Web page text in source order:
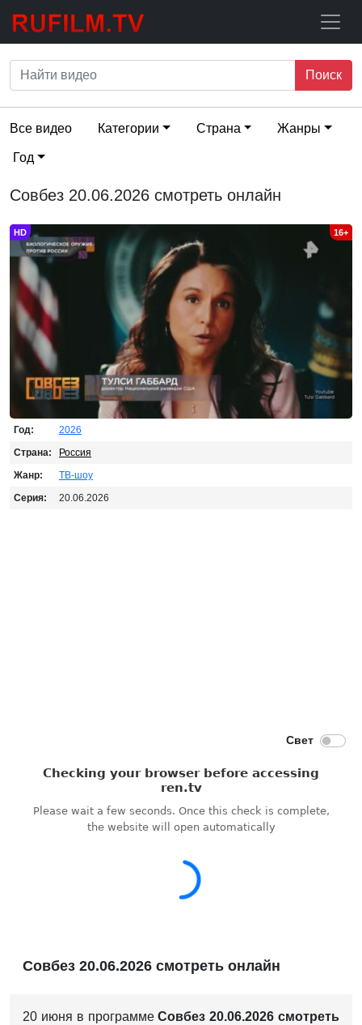
Поиск
Все видео Категории Страна Жанры
Год
Совбез 20.06.2026 смотреть онлайн
HD 16+
Год:
2026
Страна:
Россия
Жанр:
ТВ-шоу
Серия:
20.06.2026
Совбез 20.06.2026 смотреть онлайн
20 июня в программеСовбез 20.06.2026 смотреть